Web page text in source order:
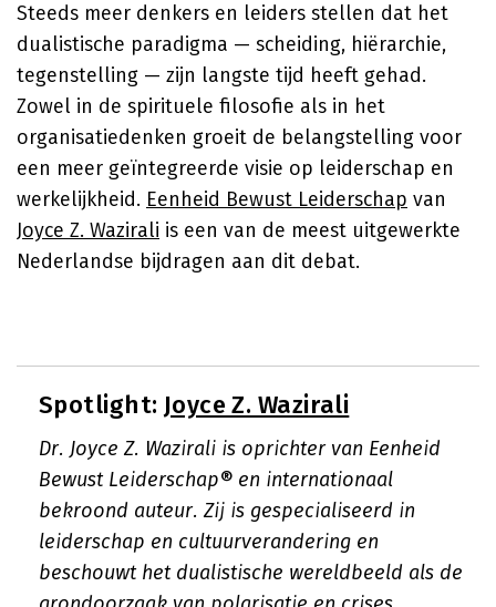
Steeds meer denkers en leiders stellen dat het
dualistische paradigma — scheiding, hiërarchie,
tegenstelling — zijn langste tijd heeft gehad.
Zowel in de spirituele filosofie als in het
organisatiedenken groeit de belangstelling voor
een meer geïntegreerde visie op leiderschap en
werkelijkheid. Eenheid Bewust Leiderschap van
Joyce Z. Wazirali is een van de meest uitgewerkte
Nederlandse bijdragen aan dit debat.
Spotlight: Joyce Z. Wazirali
Dr. Joyce Z. Wazirali is oprichter van Eenheid
Bewust Leiderschap® en internationaal
bekroond auteur. Zij is gespecialiseerd in
leiderschap en cultuurverandering en
beschouwt het dualistische wereldbeeld als de